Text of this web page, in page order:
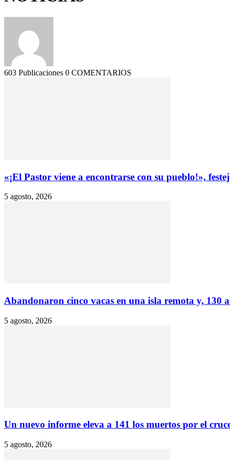
603 Publicaciones 0 COMENTARIOS
«¡El Pastor viene a encontrarse con su pueblo!»,
5 agosto, 2026
Abandonaron cinco vacas en una isla remota y, 130
5 agosto, 2026
Un nuevo informe eleva a 141 los muertos por el
5 agosto, 2026